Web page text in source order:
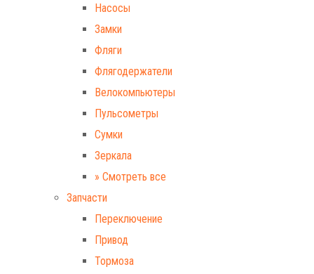
Насосы
Замки
Фляги
Флягодержатели
Велокомпьютеры
Пульсометры
Сумки
Зеркала
» Смотреть все
Запчасти
Переключение
Привод
Тормоза